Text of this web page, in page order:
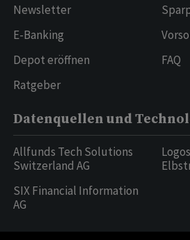
Newsletter
E-Banking
Depot eröffnen
Ratgeber
FAQ
Datenquellen und
Allfunds Tech Solutions
Switzerland AG
SIX Financial Information
AG